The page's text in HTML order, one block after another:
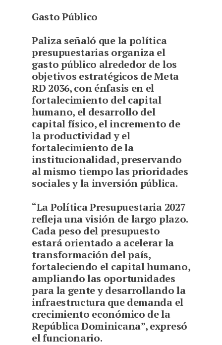
Gasto Público
Paliza señaló que la política
presupuestarias organiza el
gasto público alrededor de los
objetivos estratégicos de Meta
RD 2036, con énfasis en el
fortalecimiento del capital
humano, el desarrollo del
capital físico, el incremento de
la productividad y el
fortalecimiento de la
institucionalidad, preservando
al mismo tiempo las prioridades
sociales y la inversión pública.
“La Política Presupuestaria 2027
refleja una visión de largo plazo.
Cada peso del presupuesto
estará orientado a acelerar la
transformación del país,
fortaleciendo el capital humano,
ampliando las oportunidades
para la gente y desarrollando la
infraestructura que demanda el
crecimiento económico de la
República Dominicana”, expresó
el funcionario.